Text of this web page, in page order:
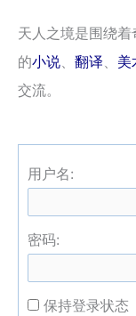
天人之境是围绕
的小说、 翻译、 美
交流。
用户名:
密码:
保持登录状态